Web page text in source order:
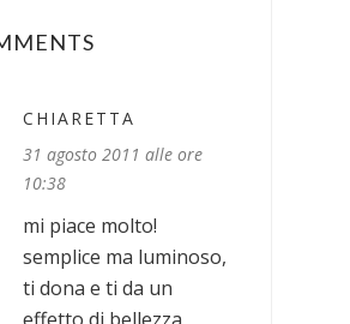
CHIARETTA
31 agosto 2011 alle ore
10:38
mi piace molto!
semplice ma luminoso,
ti dona e ti da un